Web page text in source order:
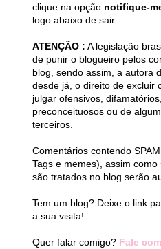
clique na opção notifique-
logo abaixo de sair.
ATENÇÃO : A legislação
de punir o blogueiro pelos
blog, sendo assim, a autora
desde já, o direito de excluir
julgar ofensivos,
preconceituosos ou de
terceiros.
Comentários contendo
Tags e memes), assim
são tratados no blog serão
Tem um blog? Deixe o link
a sua visita!
Quer falar comigo? Fale